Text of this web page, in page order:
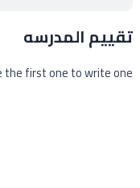
تقييم المدرسه
the first one to write one.